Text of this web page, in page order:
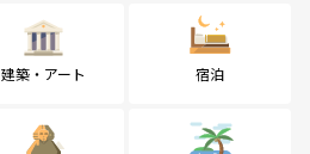
建築・アート 宿泊